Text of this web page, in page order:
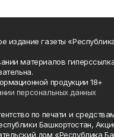
издание газеты
материалов
продукции 18+
персональных данных
по печати и
Башкортостан,
дом «Республика